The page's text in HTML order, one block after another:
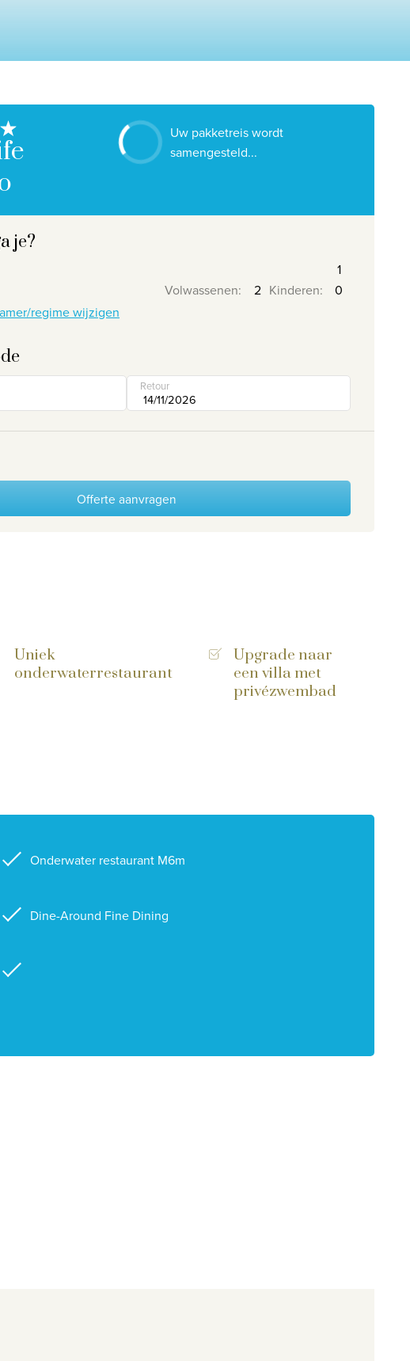
Uw pakketreis wordt
samengesteld...
je?
Volwassenen: Kinderen:
regime wijzigen
Retour
Offerte aanvragen
Uniek
onderwaterrestaurant
Upgrade naar
een villa met
privézwembad
Onderwater restaurant M6m
Dine-Around Fine Dining